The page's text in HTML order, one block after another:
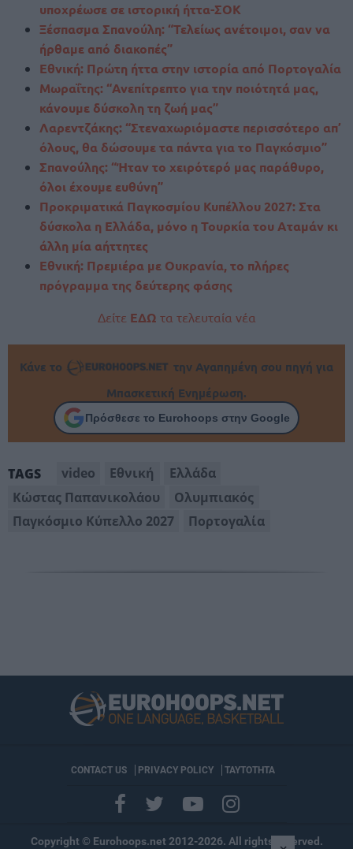
υποχρέωσε σε ιστορική ήττα-ΣΟΚ
Ξέσπασμα Σπανούλη: “Τελείως ανέτοιμοι, σαν να
ήρθαμε από διακοπές”
Εθνική: Πρώτη ήττα στην ιστορία από Πορτογαλία
Μωραΐτης: “Ανεπίτρεπτο για την ποιότητά μας,
κάνουμε δύσκολη τη ζωή μας”
Λαρεντζάκης: “Στεναχωριόμαστε περισσότερο απ’
όλους, θα δώσουμε τα πάντα για το Παγκόσμιο”
Σπανούλης: “Ήταν το χειρότερό μας παράθυρο,
όλοι έχουμε ευθύνη”
Προκριματικά Παγκοσμίου Κυπέλλου 2027: Στα
δύσκολα η Ελλάδα, μόνο η Τουρκία του Αταμάν κι
άλλη μία αήττητες
Εθνική: Πρεμιέρα με Ουκρανία, το πλήρες
πρόγραμμα της δεύτερης φάσης
Δείτε ΕΔΩ τα τελευταία νέα
Κάνε το
την Αγαπημένη σου πηγή για
Μπασκετική Ενημέρωση.
Πρόσθεσε το Eurohoops στην Google
TAGS video Εθνική
Ελλάδα
Κώστας Παπανικολάου
Ολυμπιακός
Παγκόσμιο Κύπελλο 2027
Πορτογαλία
CONTACT US PRIVACY POLICY ΤΑΥΤΟΤΗΤΑ
Copyright © Eurohoops.net 2012-2026. All rights reserved.